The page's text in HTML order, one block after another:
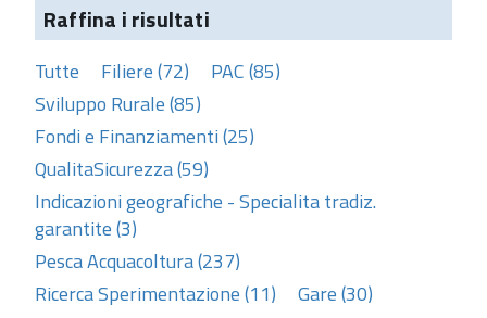
Raffina i risultati
Tutte Filiere (72)
PAC (85)
Sviluppo Rurale (85)
Fondi e Finanziamenti (25)
QualitaSicurezza (59)
Indicazioni geografiche - Specialita tradiz.
garantite (3)
Pesca Acquacoltura (237)
Ricerca Sperimentazione (11)
Gare (30)